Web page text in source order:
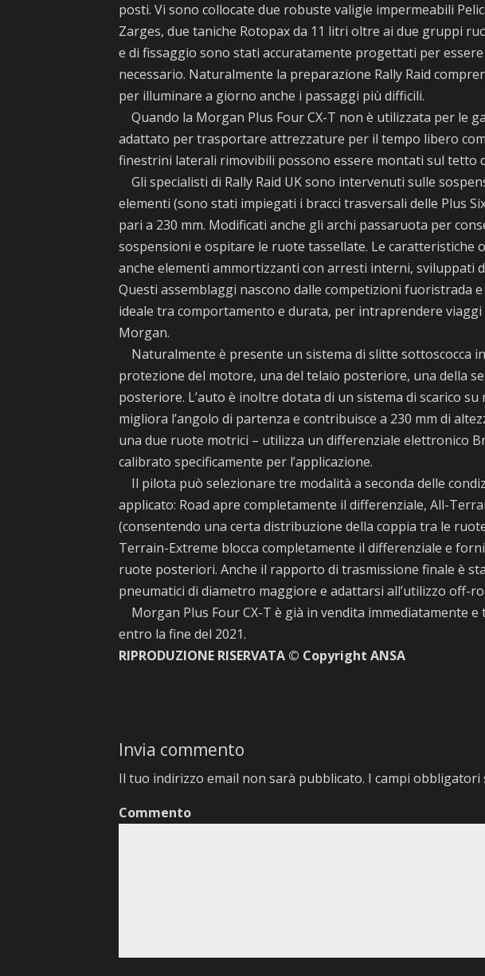
posti. Vi sono collocate due robuste valigie impermeabili
Zarges, due taniche Rotopax da 11 litri oltre ai due gruppi
e di fissaggio sono stati accuratamente progettati per
necessario. Naturalmente la preparazione Rally Raid
per illuminare a giorno anche i passaggi più difficili.
Quando la Morgan Plus Four CX-T non è utilizzata per le
adattato per trasportare attrezzature per il tempo libero
finestrini laterali rimovibili possono essere montati sul tetto
Gli specialisti di Rally Raid UK sono intervenuti sulle
elementi (sono stati impiegati i bracci trasversali delle Plus
pari a 230 mm. Modificati anche gli archi passaruota per
sospensioni e ospitare le ruote tassellate. Le
anche elementi ammortizzanti con arresti interni, sviluppati
Questi assemblaggi nascono dalle competizioni fuoristrada
ideale tra comportamento e durata, per intraprendere
Morgan.
Naturalmente è presente un sistema di slitte sottoscocca
protezione del motore, una del telaio posteriore, una della
posteriore. L’auto è inoltre dotata di un sistema di scarico
migliora l’angolo di partenza e contribuisce a 230 mm di
una due ruote motrici – utilizza un differenziale elettronico
calibrato specificamente per l’applicazione.
Il pilota può selezionare tre modalità a seconda delle
applicato: Road apre completamente il differenziale, All-
(consentendo una certa distribuzione della coppia tra le
Terrain-Extreme blocca completamente il differenziale e
ruote posteriori. Anche il rapporto di trasmissione finale è
pneumatici di diametro maggiore e adattarsi all’utilizzo off-
Morgan Plus Four CX-T è già in vendita immediatamente
entro la fine del 2021.
RIPRODUZIONE RISERVATA © Copyright ANSA
Invia commento
Il tuo indirizzo email non sarà pubblicato. I campi
Commento